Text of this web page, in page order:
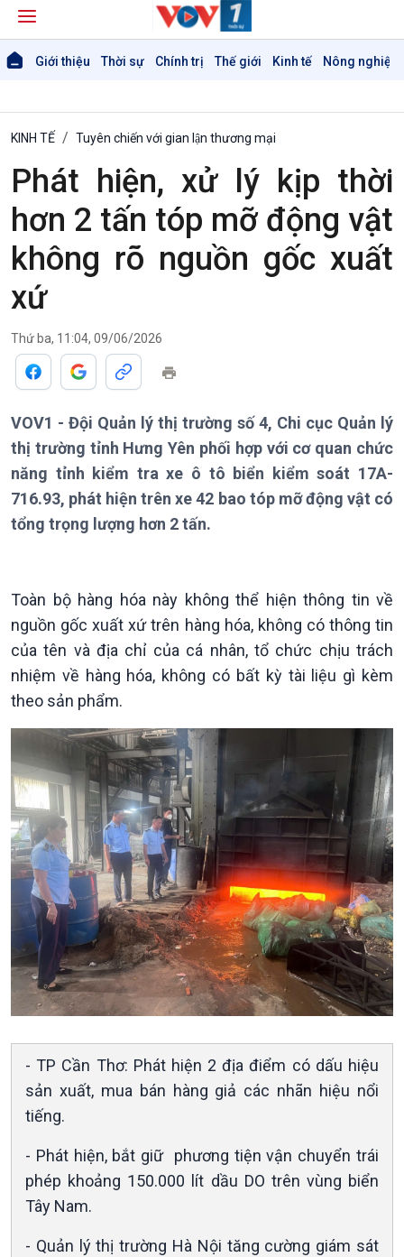
Giới thiệu Thời sự Chính trị Thế giới Kinh tế Nông nghiệp
Giới thiệu
Bản tin
Chuyên mục
Theo dòng Thời sự
Chính trị
Tin Chính trị
Chính phủ với người dân
Quốc hội với cử tri
Xây dựng đảng
Đảng trong cuộc sống
Nhận diện sự thật
Pháp luật và đời sống
Thế giới
Tin thế giới
Vấn đề quốc tế
Hồ sơ sự kiện quốc tế
Biên cương - Một dải vững
bền
Kinh tế
Tin Kinh tế
Trước giờ mở cửa
Dòng chảy Kinh tế
Sức sống hàng Việt
Tuyên chiến với gian lận
thương mại
Nông nghiệp & Biển đảo
Tin Nông nghiệp & Biển
đảo
Mùa vàng
Biển đảo Việt Nam
đảo
Tìm hiểu biển, đảo Việt
Nam
KINH TẾ Tuyên chiến với gian lận thương mại
Phát hiện, xử lý kịp thời
hơn 2 tấn tóp mỡ động vật
không rõ nguồn gốc xuất
xứ
Thứ ba, 11:04, 09/06/2026
VOV1 - Đội Quản lý thị trường số 4, Chi cục Quản lý
thị trường tỉnh Hưng Yên phối hợp với cơ quan chức
năng tỉnh kiểm tra xe ô tô biển kiểm soát 17A-
716.93, phát hiện trên xe 42 bao tóp mỡ động vật có
tổng trọng lượng hơn 2 tấn.
Toàn bộ hàng hóa này không thể hiện thông tin về
nguồn gốc xuất xứ trên hàng hóa, không có thông tin
của tên và địa chỉ của cá nhân, tổ chức chịu trách
nhiệm về hàng hóa, không có bất kỳ tài liệu gì kèm
theo sản phẩm.
- TP Cần Thơ: Phát hiện 2 địa điểm có dấu hiệu
sản xuất, mua bán hàng giả các nhãn hiệu nổi
tiếng.
- Phát hiện, bắt giữ phương tiện vận chuyển trái
phép khoảng 150.000 lít dầu DO trên vùng biển
Tây Nam.
- Quản lý thị trường Hà Nội tăng cường giám sát